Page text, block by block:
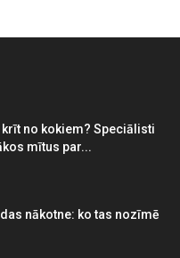
no kokiem? Speciālisti
mītus par...
nākotne: ko tas nozīmē